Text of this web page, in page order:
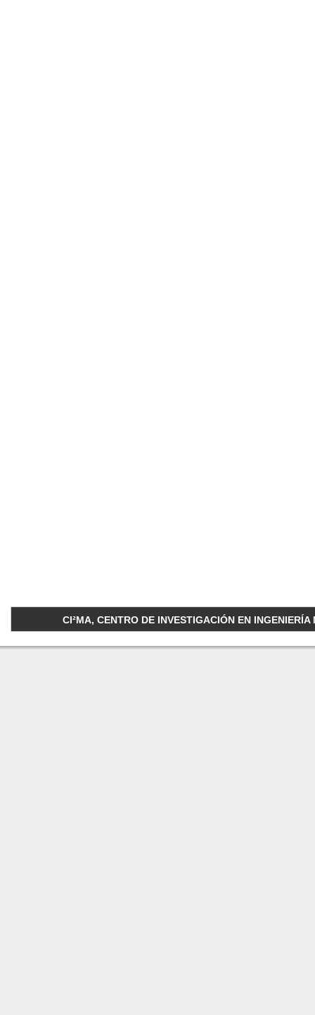
CI²MA, CENTRO DE INVESTIGACIÓN EN